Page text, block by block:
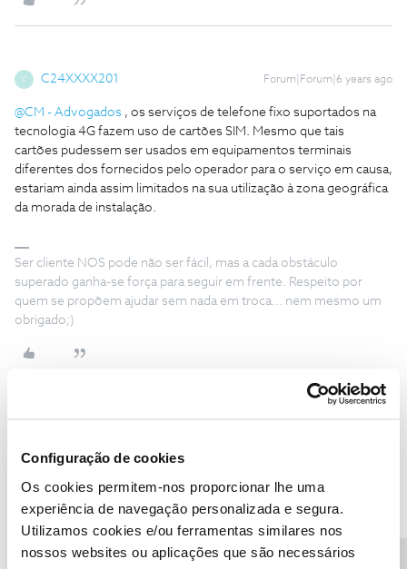
Configuração de cookies
Os cookies permitem-nos proporcionar lhe uma
experiência de navegação personalizada e segura.
Utilizamos cookies e/ou ferramentas similares nos
nossos websites ou aplicações que são necessários
C C24XXXX201 Forum|Forum|6 years ago
@CM - Advogados , os serviços de telefone fixo suportados na
tecnologia 4G fazem uso de cartões SIM. Mesmo que tais
cartões pudessem ser usados em equipamentos terminais
diferentes dos fornecidos pelo operador para o serviço em causa,
estariam ainda assim limitados na sua utilização à zona geográfica
da morada de instalação.
Ser cliente NOS pode não ser fácil, mas a cada obstáculo
superado ganha-se força para seguir em frente. Respeito por
quem se propõem ajudar sem nada em troca... nem mesmo um
obrigado;)
Ou seja, se bem percebo, não pode haver e-sim com números
2xx… compreendido